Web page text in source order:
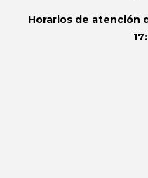
Horarios de atención